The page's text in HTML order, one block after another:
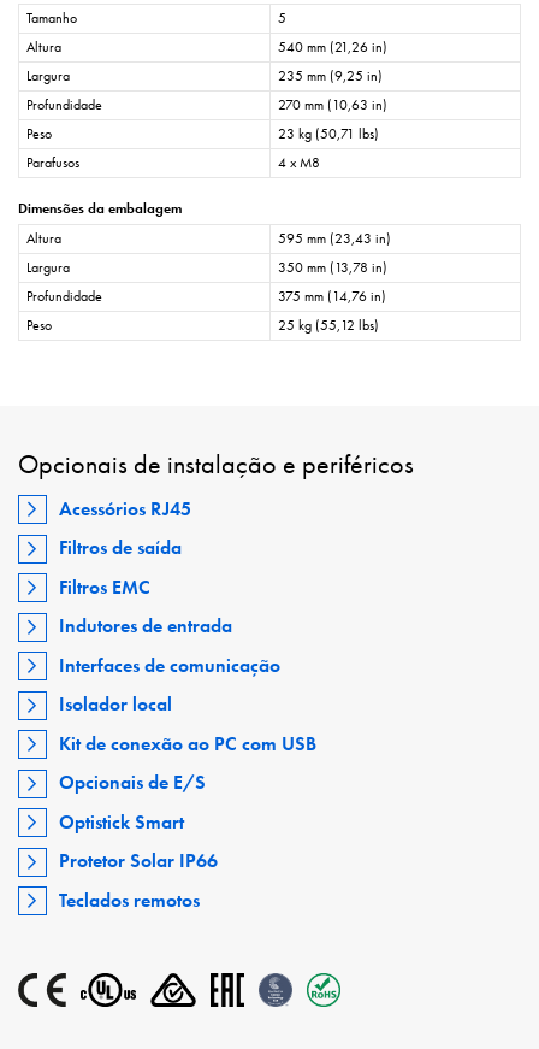
Tamanho
5
Altura
540 mm (21,26 in)
Largura
235 mm (9,25 in)
Profundidade
270 mm (10,63 in)
Peso
23 kg (50,71 lbs)
Parafusos
4 x M8
Dimensões da embalagem
Altura
595 mm (23,43 in)
Largura
350 mm (13,78 in)
Profundidade
375 mm (14,76 in)
Peso
25 kg (55,12 lbs)
Opcionais de instalação e periféricos
Acessórios RJ45
Filtros de saída
Filtros EMC
Indutores de entrada
Interfaces de comunicação
Isolador local
Kit de conexão ao PC com USB
Opcionais de E/S
Optistick Smart
Protetor Solar IP66
Teclados remotos